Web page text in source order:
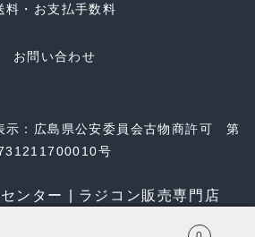
料・お支払手数料
お問い合わせ
示：広島県公安委員会古物商許可 第
号
ンター | ラジコン販売専門店